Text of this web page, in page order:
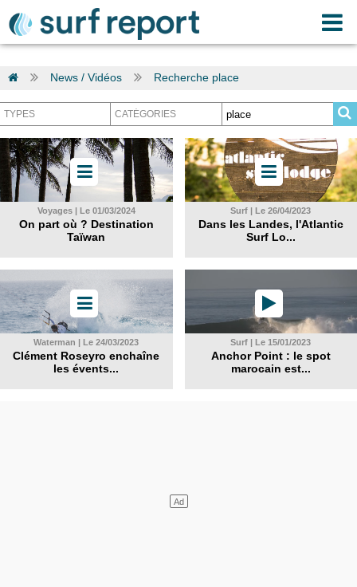
News / Vidéos Recherche place
Voyages | Le 01/03/2024
On part où ? Destination
Taïwan
Surf | Le 26/04/2023
Dans les Landes, l'Atlantic
Surf Lo...
Waterman | Le 24/03/2023
Clément Roseyro enchaîne
les évents...
Surf | Le 15/01/2023
Anchor Point : le spot
marocain est...